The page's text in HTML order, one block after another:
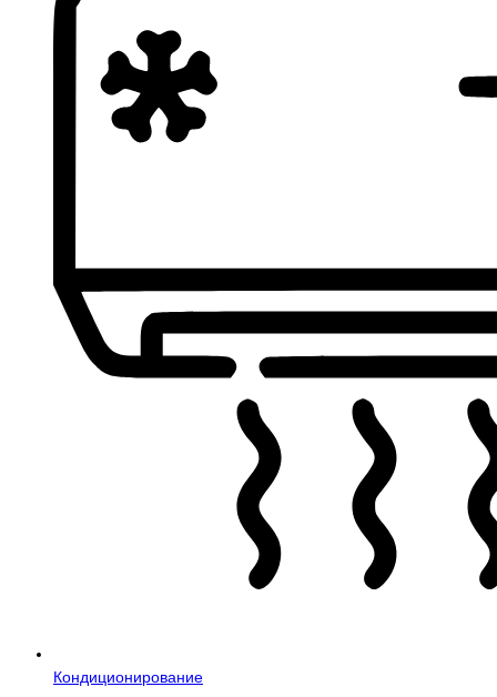
Кондиционирование